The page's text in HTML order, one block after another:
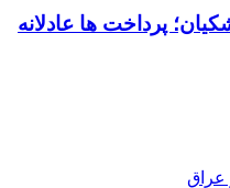
پرداخت ها عادلانه